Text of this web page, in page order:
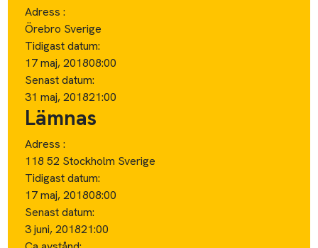
Adress :
Örebro Sverige
Tidigast datum:
17 maj, 201808:00
Senast datum:
31 maj, 201821:00
Lämnas
Adress :
118 52 Stockholm Sverige
Tidigast datum:
17 maj, 201808:00
Senast datum:
3 juni, 201821:00